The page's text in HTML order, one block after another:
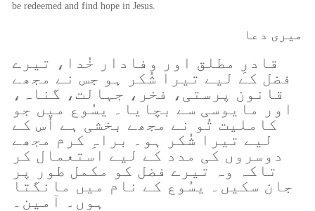
be redeemed and find hope in Jesus.
میری دعا
قادرِ مطلق اور وفادار خُدا، تیرے
فضل کے لیے تیرا شُکر ہو جس نے مجھے
قانون پرستی، فخر، جہالت، گناہ،
اور مایوسی سے بچایا۔ یسُوع میں جو
کاملیت تُو نے مجھے بخشی ہے اُس کے
لیے تیرا شُکر ہو۔ براہِ کرم مجھے
دوسروں کی مدد کے لیے استعمال کر
تاکہ وہ تیرے فضل کو مکمل طور پر
جان سکیں۔ یسُوع کے نام میں مانگتا
ہوں۔ آمین۔